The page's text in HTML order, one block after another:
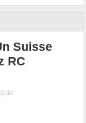
Suisse
RC